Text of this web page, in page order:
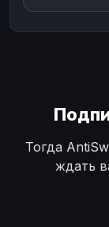
Тогда
ждать